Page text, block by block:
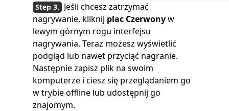
Jeśli chcesz zatrzymać
nagrywanie, kliknij plac Czerwonyw
lewym górnym rogu interfejsu
nagrywania. Teraz możesz wyświetlić
podgląd lub nawet przyciąć nagranie.
Następnie zapisz plik na swoim
komputerze i ciesz się przeglądaniem go
w trybie offline lub udostępnij go
znajomym.